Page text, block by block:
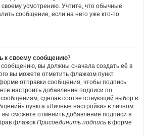
усмотрению. Учтите, что обычные
сообщение, если на него уже кто-то
к своему сообщению?
сообщению, вы должны сначала создать её в
вы можете отметить флажком пункт
отправки сообщения, чтобы подпись
настроить добавление подписи по
сделав соответствующий выбор в
пункта «Личные настройки» в личном
сможете отменить добавление подписи в
флажок Присоединить подпись в форме